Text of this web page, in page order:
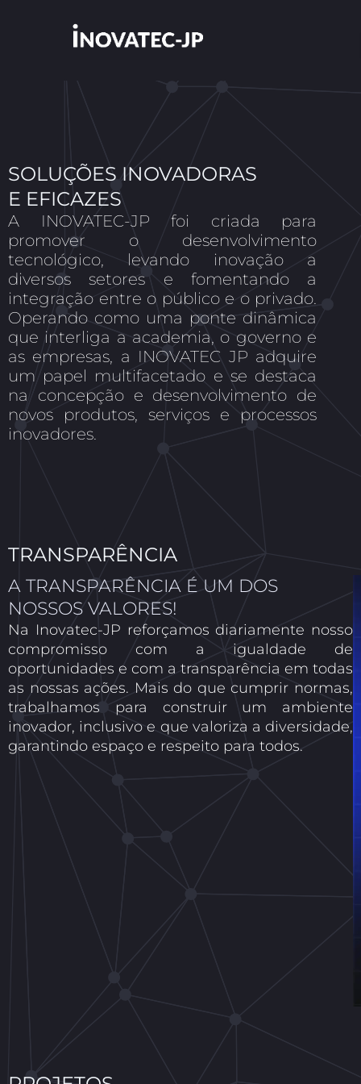
SOLUÇÕES INOVADORAS
E EFICAZES
A INOVATEC-JP foi criada para
promover o desenvolvimento
tecnológico, levando inovação a
diversos setores e fomentando a
integração entre o público e o privado.
Operando como uma ponte dinâmica
que interliga a academia, o governo e
as empresas, a INOVATEC JP adquire
um papel multifacetado e se destaca
na concepção e desenvolvimento de
novos produtos, serviços e processos
inovadores.
TRANSPARÊNCIA
A TRANSPARÊNCIA É UM DOS
NOSSOS VALORES!
Na Inovatec-JP reforçamos diariamente nosso
compromisso com a igualdade de
oportunidades e com a transparência em todas
as nossas ações. Mais do que cumprir normas,
trabalhamos para construir um ambiente
inovador, inclusivo e que valoriza a diversidade,
garantindo espaço e respeito para todos.